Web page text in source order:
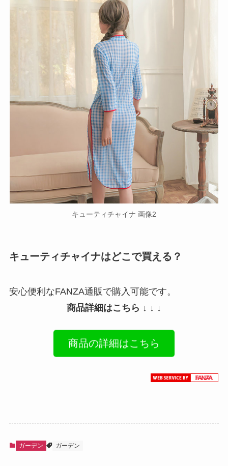
キューティチャイナ 画像2
キューティチャイナはどこで買える？
安心便利なFANZA通販で購入可能です。
商品詳細はこちら ↓ ↓ ↓
商品の詳細はこちら
ガーデン ガーデン